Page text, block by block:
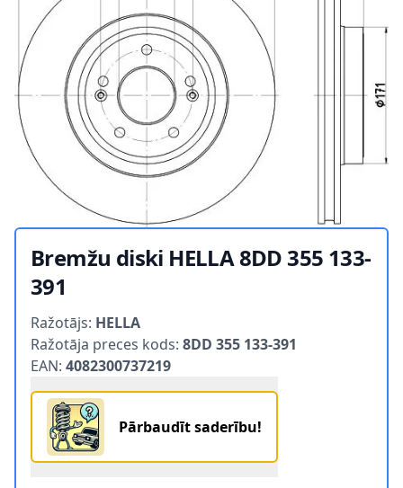
Bremžu diski HELLA 8DD 355 133-
391
Ražotājs: HELLA
Ražotāja preces kods: 8DD 355 133-391
EAN: 4082300737219
Pārbaudīt saderību!